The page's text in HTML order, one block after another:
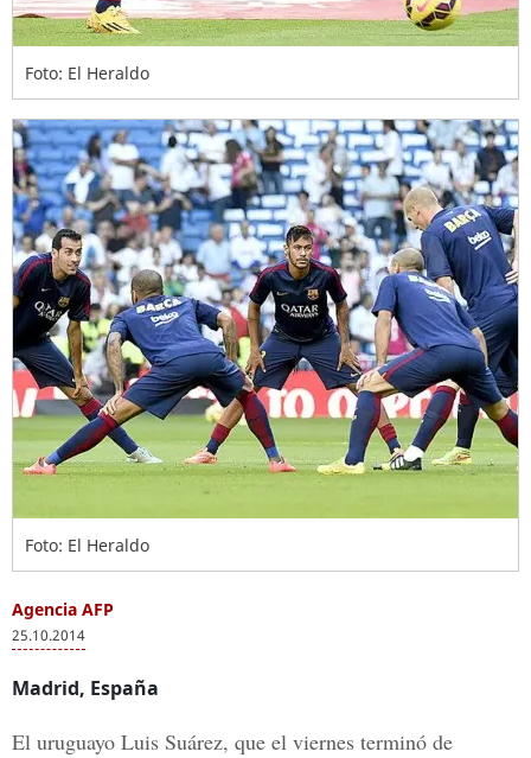
Foto: El Heraldo
Foto: El Heraldo
Agencia AFP
25.10.2014
Madrid, España
El uruguayo Luis Suárez, que el viernes terminó de